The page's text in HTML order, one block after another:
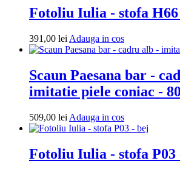
alb/wengeFotoliu Iulia - stofa H66
391,00 lei Adauga in cosAdauga
in
Scaun Paesana bar -
imitatie piele coniac -
509,00 lei Adauga in cosAdauga
in
Fotoliu Iulia - stofa P03